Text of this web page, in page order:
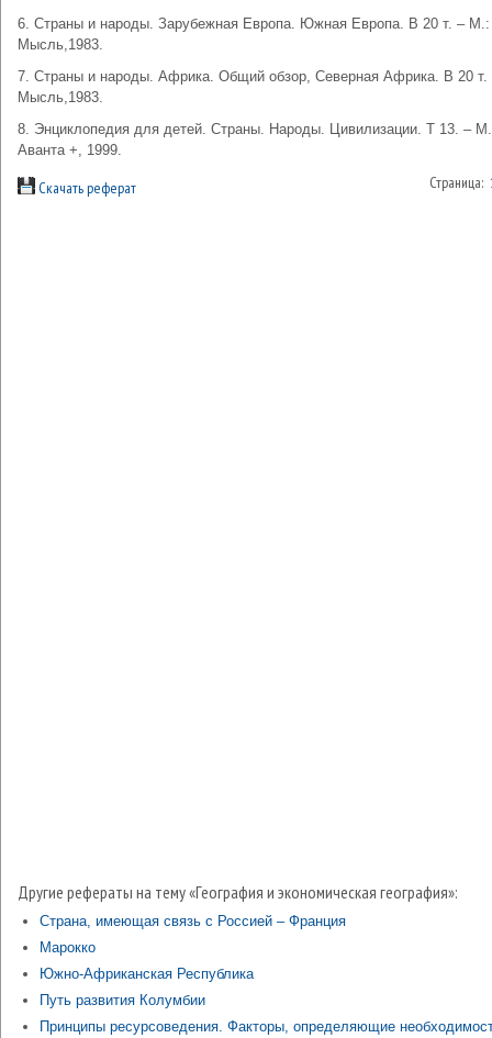
6. Страны и народы. Зарубежная Европа. Южная Европа. В 20 т. – М.:
Мысль,1983.
7. Страны и народы. Африка. Общий обзор, Северная Африка. В 20
Мысль,1983.
8. Энциклопедия для детей. Страны. Народы. Цивилизации. Т 13. –
Аванта +, 1999.
Скачать реферат Страница:
Другие рефераты на тему «География и экономическая география»:
Страна, имеющая связь с Россией – Франция
Марокко
Южно-Африканская Республика
Путь развития Колумбии
Принципы ресурсоведения. Факторы, определяющие